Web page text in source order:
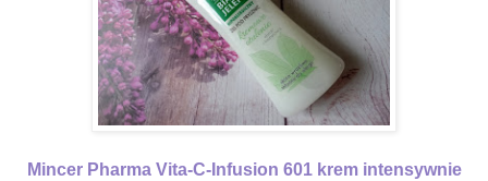
Mincer Pharma Vita-C-Infusion 601 krem intensywnie